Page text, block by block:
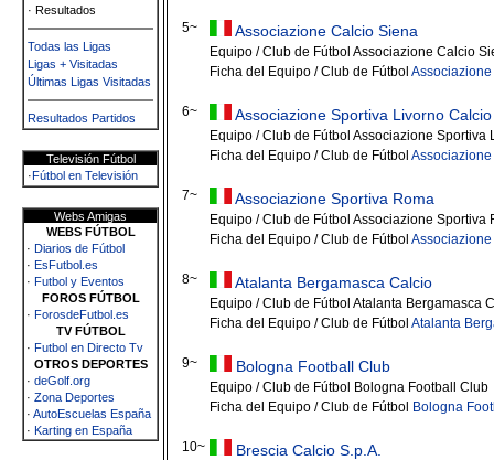
· Resultados
Todas las Ligas
Ligas + Visitadas
Últimas Ligas Visitadas
Resultados Partidos
Televisión Fútbol
·Fútbol en Televisión
Webs Amigas
WEBS FÚTBOL
· Diarios de Fútbol
· EsFutbol.es
· Futbol y Eventos
FOROS FÚTBOL
· ForosdeFutbol.es
TV FÚTBOL
· Futbol en Directo Tv
OTROS DEPORTES
· deGolf.org
· Zona Deportes
· AutoEscuelas España
· Karting en España
5~ Associazione Calcio Siena
Equipo / Club de Fútbol Associazione Calcio
Ficha del Equipo / Club de Fútbol
6~ Associazione Sportiva Livorno Calcio
Equipo / Club de Fútbol Associazione Sportiva
Ficha del Equipo / Club de Fútbol
7~ Associazione Sportiva Roma
Equipo / Club de Fútbol Associazione Sportiva
Ficha del Equipo / Club de Fútbol
8~ Atalanta Bergamasca Calcio
Equipo / Club de Fútbol Atalanta Bergamasca
Ficha del Equipo / Club de Fútbol Atalanta
9~ Bologna Football Club
Equipo / Club de Fútbol Bologna Football Club
Ficha del Equipo / Club de Fútbol Bologna
10~ Brescia Calcio S.p.A.